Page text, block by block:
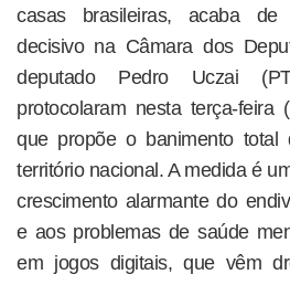
casas brasileiras, acaba
decisivo na Câmara dos
deputado Pedro Uczai
protocolaram nesta terça-
que propõe o banimento
território nacional. A medida é
crescimento alarmante do
e aos problemas de saúde
em jogos digitais, que vêm